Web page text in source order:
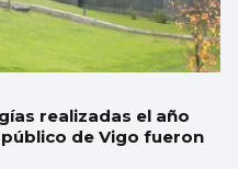
realizadas el año
de Vigo fueron